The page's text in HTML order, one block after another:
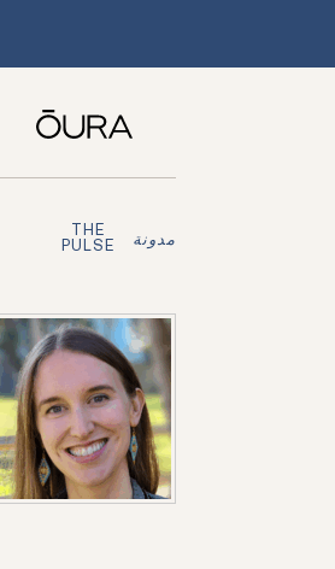
مدونة
THE
PULSE